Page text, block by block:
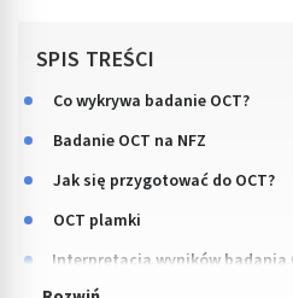
SPIS TREŚCI
Co wykrywa badanie OCT?
Badanie OCT na NFZ
Jak się przygotować do OCT?
OCT plamki
Interpretacja wyników badania